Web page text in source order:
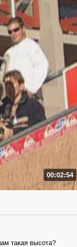
00:02:54
такая высота?